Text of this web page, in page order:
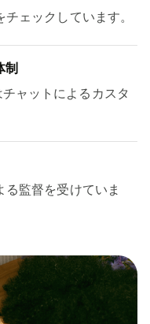
ェックしています。
制
ャットによるカスタ
監督を受けていま